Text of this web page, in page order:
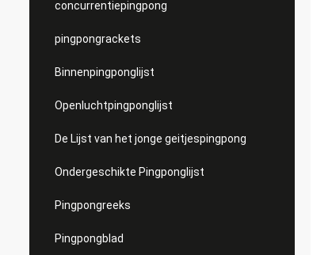
concurrentiepingpong
pingpongrackets
Binnenpingponglijst
Openluchtpingponglijst
De Lijst van het jonge geitjespingpong
Ondergeschikte Pingponglijst
Pingpongreeks
Pingpongblad